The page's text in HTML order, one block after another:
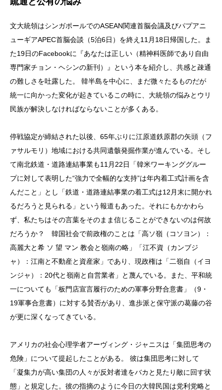
文大統領はシンガポールでのASEAN関連首脳会議及びパプアニ
ューギアAPEC首脳会談（5泊6日）を終え11月18日帰国した。ま
た19日のFacebookに『あなたは正しい（精神科医師であり自由
専門家チョン・ヘシンの新刊）』という本を紹介し、共感と疎通
の難しさを吐露した。 韓半島を中心に、まだ微々たるものだが
統一に向かった変化が起きているこの時に、大統領の悩みとウリ
民族が解決しなければならないことが多くある。
停戦協定が締結された以後、65年ぶりに江原道鉄原郡の矢頭（フ
ァサルモリ）地域における共同遺骸発掘作業が進んでいる。そし
て南北鉄道・道路連結事業も11月22日「韓米ワーキンググルー
プに対して表明した“強力で全幅的な支持”は年内着工式計画を含
んだこと」とし「鉄道・道路連結事業の着工式は12月末に開かれ
るだろうと見られる」という報道もあった。それにもかかわら
ず、私たちはその言葉をそのまま信じることができないのは何故
だろうか？ 韓国社会で前政権のことは「高ソ嶺（コソヨン）：
高麗大と希 ソ 望 マン 教会と嶺南の略」「江不資（カンブジ
ャ）：江南と不動産と資産家」であり、現政権は「二嶺自（イヨ
ンジャ）：20代と嶺南と自営業者」と蔑んでいる。また、平和統
一についても「板門店宣言履行のための軍事分野合意書」（9・
19軍事合意書）に対する賛否があり、進歩派と保守派の葛藤の谷
が更に深くなってきている。
アメリカの社会心理学者アーヴィング・ジャニスは「集団思考の
危険」について提起したことがある。 彼は集団思考に対して
「凝集力が高い集団の人々が反対者達をバカと見たり敵に回す状
態」と規定した。彼の指摘のように今日の大韓民国は党利党略と